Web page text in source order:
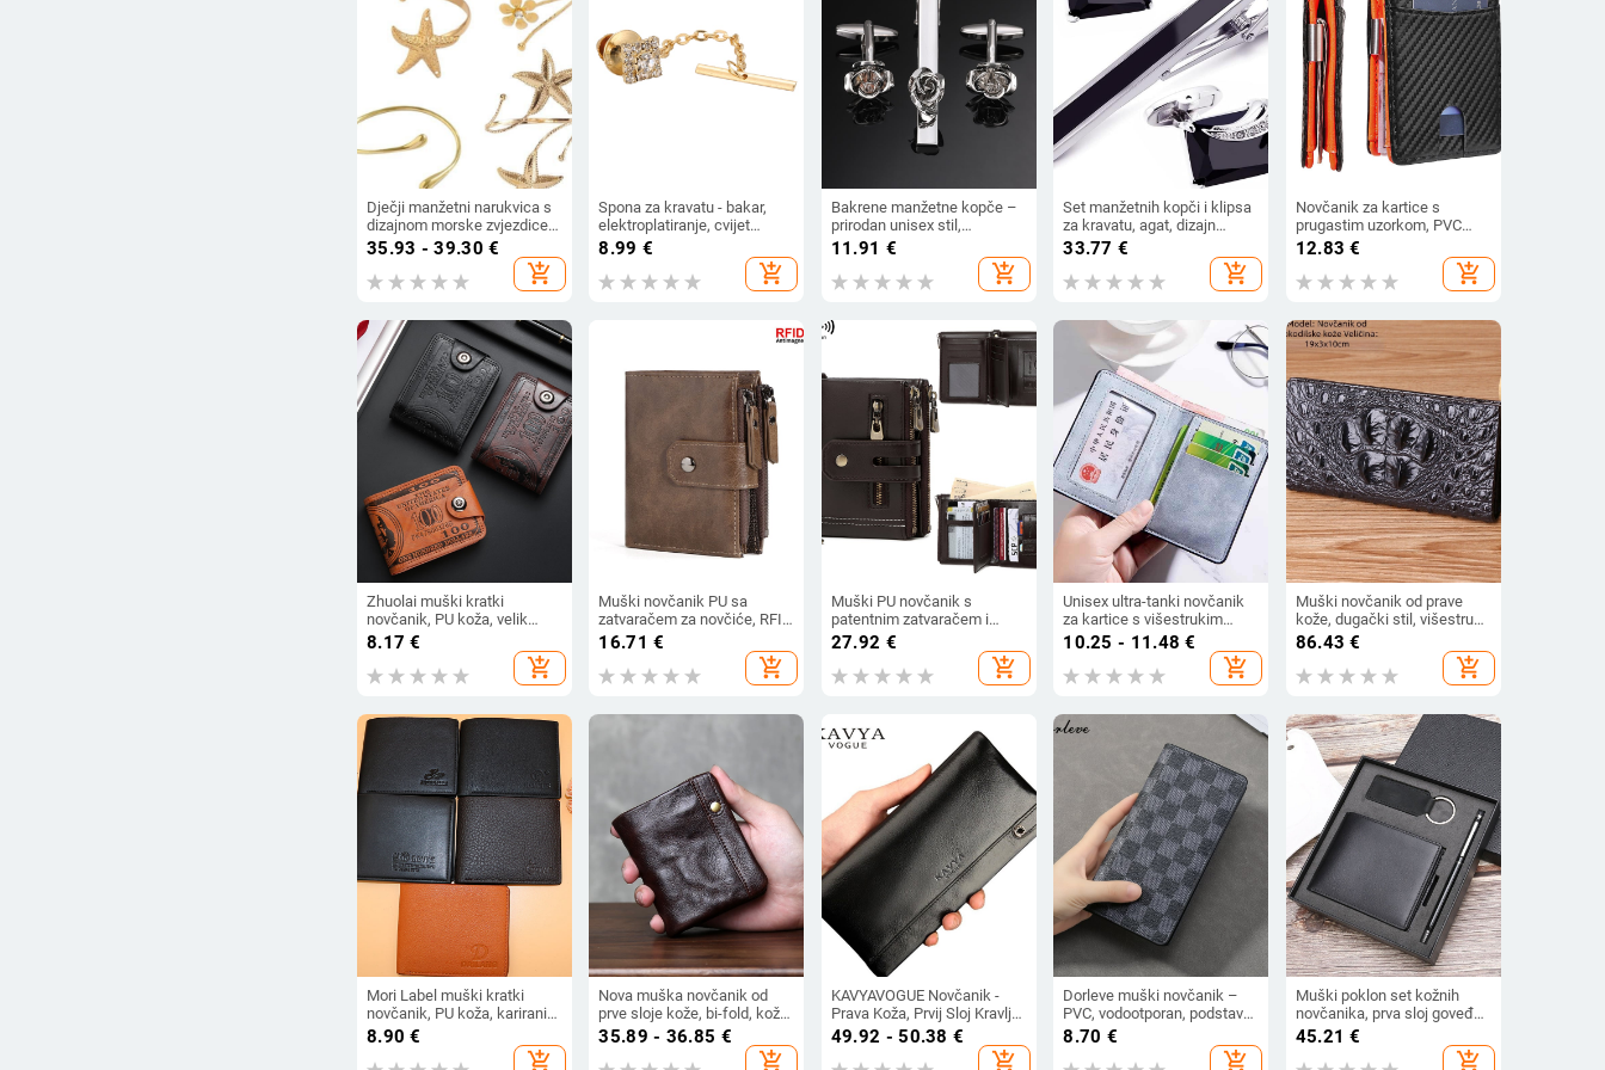
Dječji manžetni narukvica s
dizajnom morske zvjezdice i
cvijeta, agat, oblik
konstelacije, ležerni stil,
proljeće 2025
35.93 - 39.30 €
add_shopping_cart
Spona za kravatu - bakar,
elektroplatiranje, cvijet
ovratnika, geometrijski stil,
8.99 €
add_shopping_cart
Bakrene manžetne kopče –
prirodan unisex stil,
geometrijski dizajn,
11.91 €
add_shopping_cart
Set manžetnih kopči i klipsa
za kravatu, agat, dizajn
sazviježđa, proljeće 2025
33.77 €
add_shopping_cart
Novčanik za kartice s
prugastim uzorkom, PVC
vanjski dio, PU podstava,
prozračan, antibakterijski
12.83 €
add_shopping_cart
Zhuolai muški kratki
novčanik, PU koža, velik
kapacitet, višestruki džepovi
za kartice, kopča, moderan
dizajn, proljeće 2025
8.17 €
add_shopping_cart
Muški novčanik PU sa
zatvaračem za novčiće, RFID
zaštita, retro stil (PU;
poliester podstava; proljeće
2024; zaštita od krađe)
16.71 €
add_shopping_cart
Muški PU novčanik s
patentnim zatvaračem i
lancem, velika kapacitet
kartica, najlonska podstava
27.92 €
add_shopping_cart
Unisex ultra-tanki novčanik
za kartice s višestrukim
pretincima – kompaktni PU
novčanik za svakodnevnu
upotrebu
10.25 - 11.48 €
add_shopping_cart
Muški novčanik od prave
kože, dugački stil, višestruke
pregrade za kartice,
antibakterijski, uzorak
životinja, dizajn poslovnog
elite, svakodnevna uporaba
86.43 €
add_shopping_cart
Mori Label muški kratki
novčanik, PU koža, karirani
uzorak, držač kartica,
poslovni stil na
8.90 €
add_shopping_cart
Nova muška novčanik od
prve sloje kože, bi-fold, koža
goveda tretirana biljnim
tanjenjem, minimalistički
35.89 - 36.85 €
add_shopping_cart
KAVYAVOGUE Novčanik -
Prava Koža, Prvij Sloj Kravlje
Kože, Dugi Novčanik Za
Poslovne Svrhe
49.92 - 50.38 €
add_shopping_cart
Dorleve muški novčanik –
PVC, vodootporan, podstava
od poliestera
8.70 €
add_shopping_cart
Muški poklon set kožnih
novčanika, prva sloj goveđe
kože, 1 preklop, jednofarbni
uzorak, marka LEEFERRAND
45.21 €
add_shopping_cart